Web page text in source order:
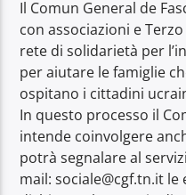
Il Comun General de
con associazioni e
rete di solidarietà per
per aiutare le famiglie
ospitano i cittadini
In questo processo il
intende coinvolgere
potrà segnalare al
mail: sociale@cgf.tn.it